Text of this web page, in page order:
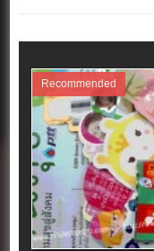
Recommended